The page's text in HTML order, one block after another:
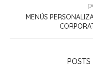
MENÚS